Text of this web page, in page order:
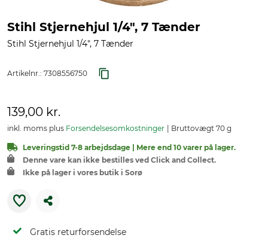
Stihl Stjernehjul 1/4", 7 Tænder
Stihl Stjernehjul 1/4", 7 Tænder
Artikelnr.: 7308556750
139,00 kr.
inkl. moms plus Forsendelsesomkostninger Bruttovægt 70 g
Leveringstid 7-8 arbejdsdage | Mere end 10 varer på lager.
Denne vare kan ikke bestilles ved Click and Collect.
Ikke på lager i vores butik i Sorø
Gratis returforsendelse